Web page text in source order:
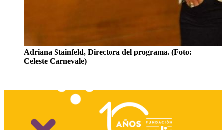
Adriana Stainfeld, Directora del programa. (Foto:
Celeste Carnevale)